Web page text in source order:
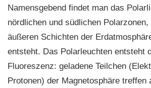
Namensgebend findet man das
nördlichen und südlichen
äußeren Schichten der
entsteht. Das Polarleuchten entsteht
Fluoreszenz: geladene Teilchen
Protonen) der Magnetosphäre treffen